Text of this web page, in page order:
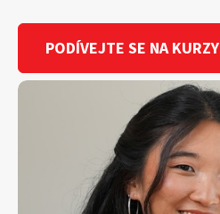
PODÍVEJTE SE NA KURZY